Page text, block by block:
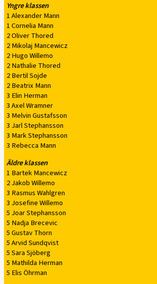
Yngre klassen
1 Alexander Mann
1 Cornelia Mann
2 Oliver Thored
2 Mikolaj Mancewicz
2 Hugo Willemo
2 Nathalie Thored
2 Bertil Sojde
2 Beatrix Mann
3 Elin Herman
3 Axel Wramner
3 Melvin Gustafsson
3 Jarl Stephansson
3 Mark Stephansson
3 Rebecca Mann
Äldre klassen
1 Bartek Mancewicz
2 Jakob Willemo
3 Rasmus Wahlgren
3 Josefine Willemo
5 Joar Stephansson
5 Nadja Brecevic
5 Gustav Thorn
5 Arvid Sundqvist
5 Sara Sjöberg
5 Mathilda Herman
5 Elis Öhrman